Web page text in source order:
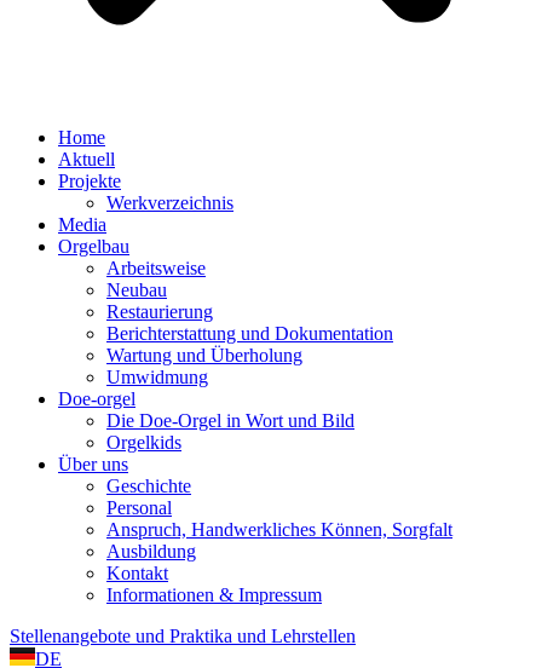
Home
Aktuell
Projekte
Werkverzeichnis
Media
Orgelbau
Arbeitsweise
Neubau
Restaurierung
Berichterstattung und Dokumentation
Wartung und Überholung
Umwidmung
Doe-orgel
Die Doe-Orgel in Wort und Bild
Orgelkids
Über uns
Geschichte
Personal
Anspruch, Handwerkliches Können, Sorgfalt
Ausbildung
Kontakt
Informationen & Impressum
Stellenangebote und Praktika und Lehrstellen
DE